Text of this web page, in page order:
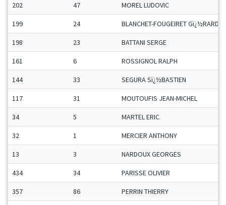
202 47 MOREL LUDOVIC
199 24 BLANCHET-FOUGEIRET Gï¿½RARD
198 23 BATTANI SERGE
161 6 ROSSIGNOL RALPH
144 33 SEGURA Sï¿½BASTIEN
117 31 MOUTOUFIS JEAN-MICHEL
34 5 MARTEL ERIC
32 1 MERCIER ANTHONY
13 3 NARDOUX GEORGES
434 34 PARISSE OLIVIER
357 86 PERRIN THIERRY